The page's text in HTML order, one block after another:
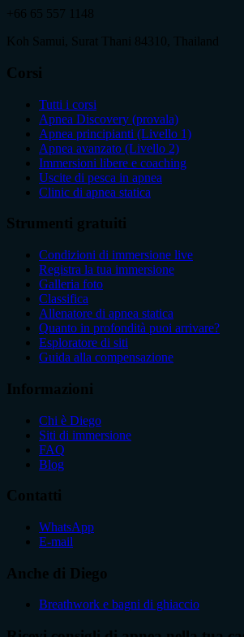
+66 65 557 1148
Koh Samui, Surat Thani 84310, Thailand
Corsi
Tutti i corsi
Apnea Discovery (provala)
Apnea principianti (Livello 1)
Apnea avanzato (Livello 2)
Immersioni libere e coaching
Uscite di pesca in apnea
Clinic di apnea statica
Strumenti gratuiti
Condizioni di immersione live
Registra la tua immersione
Galleria foto
Classifica
Allenatore di apnea statica
Quanto in profondità puoi arrivare?
Esploratore di siti
Guida alla compensazione
Informazioni
Chi è Diego
Siti di immersione
FAQ
Blog
Contatti
WhatsApp
E-mail
Anche di Diego
Breathwork e bagni di ghiaccio